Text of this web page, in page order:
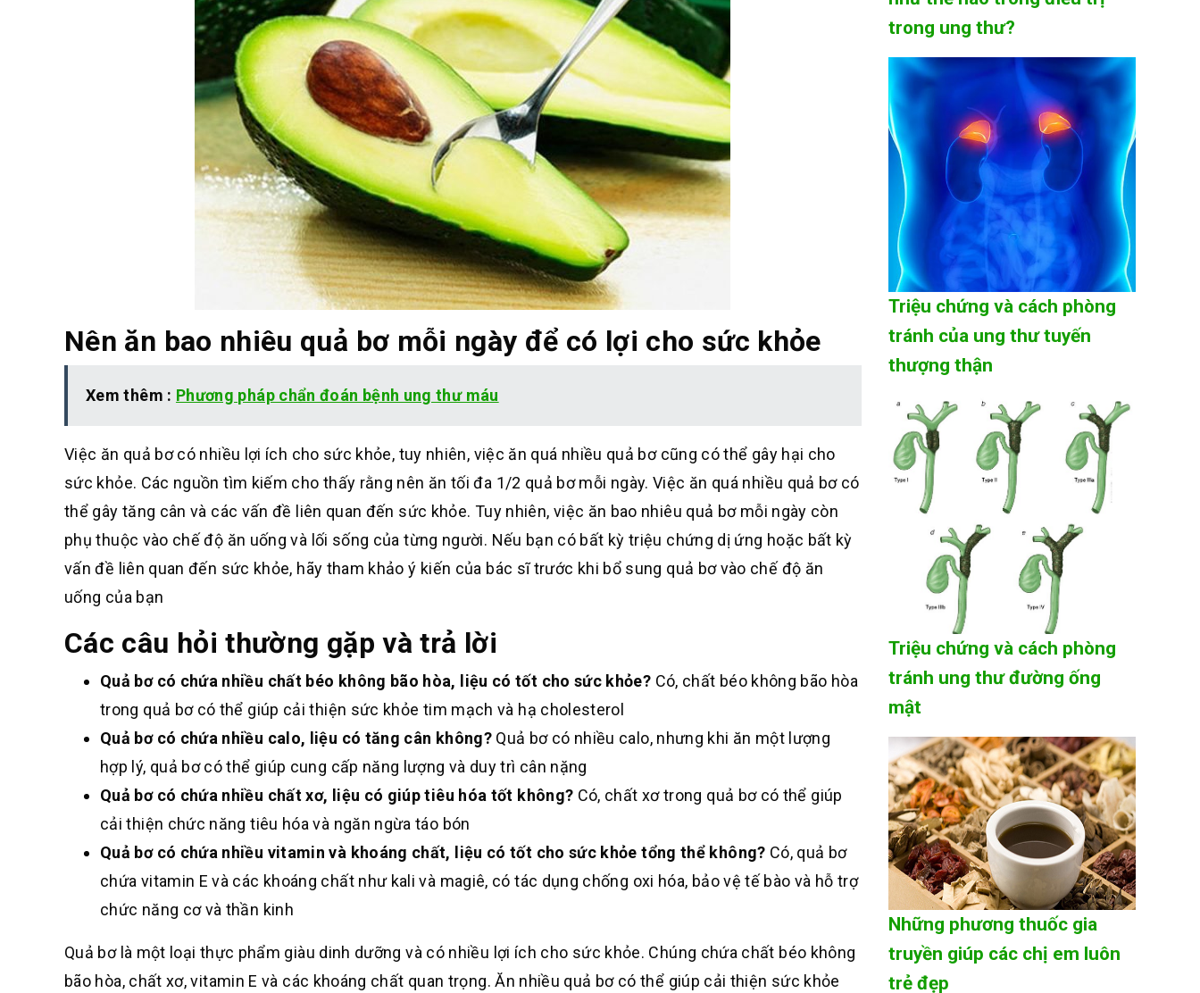
Nên ăn bao nhiêu quả bơ mỗi ngày để có lợi cho sức khỏe
Xem thêm : Phương pháp chẩn đoán bệnh ung thư máu
Việc ăn quả bơ có nhiều lợi ích cho sức khỏe, tuy nhiên, việc ăn quá nhiều quả bơ cũng có thể gây hại cho
sức khỏe. Các nguồn tìm kiếm cho thấy rằng nên ăn tối đa 1/2 quả bơ mỗi ngày. Việc ăn quá nhiều quả bơ có
thể gây tăng cân và các vấn đề liên quan đến sức khỏe. Tuy nhiên, việc ăn bao nhiêu quả bơ mỗi ngày còn
phụ thuộc vào chế độ ăn uống và lối sống của từng người. Nếu bạn có bất kỳ triệu chứng dị ứng hoặc bất kỳ
vấn đề liên quan đến sức khỏe, hãy tham khảo ý kiến của bác sĩ trước khi bổ sung quả bơ vào chế độ ăn
uống của bạn
Các câu hỏi thường gặp và trả lời
Quả bơ có chứa nhiều chất béo không bão hòa, liệu có tốt cho sức khỏe? Có, chất béo không bão hòa
trong quả bơ có thể giúp cải thiện sức khỏe tim mạch và hạ cholesterol
Quả bơ có chứa nhiều calo, liệu có tăng cân không? Quả bơ có nhiều calo, nhưng khi ăn một lượng
hợp lý, quả bơ có thể giúp cung cấp năng lượng và duy trì cân nặng
Quả bơ có chứa nhiều chất xơ, liệu có giúp tiêu hóa tốt không? Có, chất xơ trong quả bơ có thể giúp
cải thiện chức năng tiêu hóa và ngăn ngừa táo bón
Quả bơ có chứa nhiều vitamin và khoáng chất, liệu có tốt cho sức khỏe tổng thể không? Có, quả bơ
chứa vitamin E và các khoáng chất như kali và magiê, có tác dụng chống oxi hóa, bảo vệ tế bào và hỗ trợ
chức năng cơ và thần kinh
Quả bơ là một loại thực phẩm giàu dinh dưỡng và có nhiều lợi ích cho sức khỏe. Chúng chứa chất béo không
bão hòa, chất xơ, vitamin E và các khoáng chất quan trọng. Ăn nhiều quả bơ có thể giúp cải thiện sức khỏe
trong ung thư?
Triệu chứng và cách phòng
tránh của ung thư tuyến
thượng thận
Triệu chứng và cách phòng
tránh ung thư đường ống
mật
Những phương thuốc gia
truyền giúp các chị em luôn
trẻ đẹp